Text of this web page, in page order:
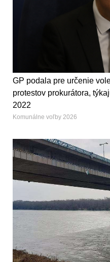
GP podala pre určenie
protestov prokurátora,
2022
Komunálne voľby 2026